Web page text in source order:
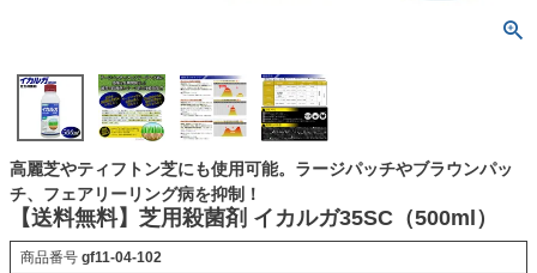
高麗芝やティフトン芝にも使用可能。ラージパッチやブラウンパッ
チ、フェアリーリング病を抑制！
【送料無料】芝用殺菌剤 イカルガ35SC（500ml）
商品番号 gf11-04-102